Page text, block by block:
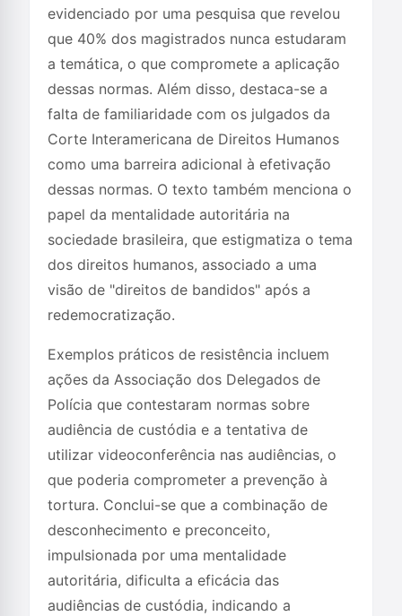
evidenciado por uma pesquisa que revelou
que 40% dos magistrados nunca estudaram
a temática, o que compromete a aplicação
dessas normas. Além disso, destaca-se a
falta de familiaridade com os julgados da
Corte Interamericana de Direitos Humanos
como uma barreira adicional à efetivação
dessas normas. O texto também menciona o
papel da mentalidade autoritária na
sociedade brasileira, que estigmatiza o tema
dos direitos humanos, associado a uma
visão de "direitos de bandidos" após a
redemocratização.
Exemplos práticos de resistência incluem
ações da Associação dos Delegados de
Polícia que contestaram normas sobre
audiência de custódia e a tentativa de
utilizar videoconferência nas audiências, o
que poderia comprometer a prevenção à
tortura. Conclui-se que a combinação de
desconhecimento e preconceito,
impulsionada por uma mentalidade
autoritária, dificulta a eficácia das
audiências de custódia, indicando a